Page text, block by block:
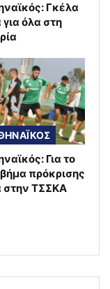
Γκέλα
για όλα στη
Για το
πρόκρισης
στην ΤΣΣΚΑ